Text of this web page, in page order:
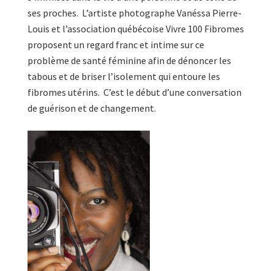
ses proches. L’artiste photographe Vanéssa Pierre-
Louis et l’association québécoise Vivre 100 Fibromes
proposent un regard franc et intime sur ce
problème de santé féminine afin de dénoncer les
tabous et de briser l’isolement qui entoure les
fibromes utérins. C’est le début d’une conversation
de guérison et de changement.